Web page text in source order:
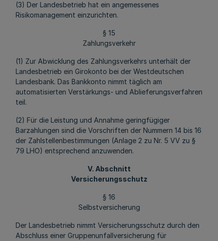
(3) Der Landesbetrieb hat ein angemessenes
Risikomanagement einzurichten.
§ 15
Zahlungsverkehr
(1) Zur Abwicklung des Zahlungsverkehrs unterhält der
Landesbetrieb ein Girokonto bei der Westdeutschen
Landesbank. Das Bankkonto nimmt täglich am
automatisierten Verstärkungs- und Ablieferungsverfahren
teil.
(2) Für die Leistung und Annahme geringfügiger
Barzahlungen sind die Vorschriften der Nummern 14 bis 16
der Zahlstellenbestimmungen (Anlage 2 zu Nr. 5 VV zu §
79 LHO) entsprechend anzuwenden.
V. Abschnitt
Versicherungsschutz
§ 16
Selbstversicherung
Der Landesbetrieb nimmt Versicherungsschutz durch den
Abschluss einer Gruppenunfallversicherung für